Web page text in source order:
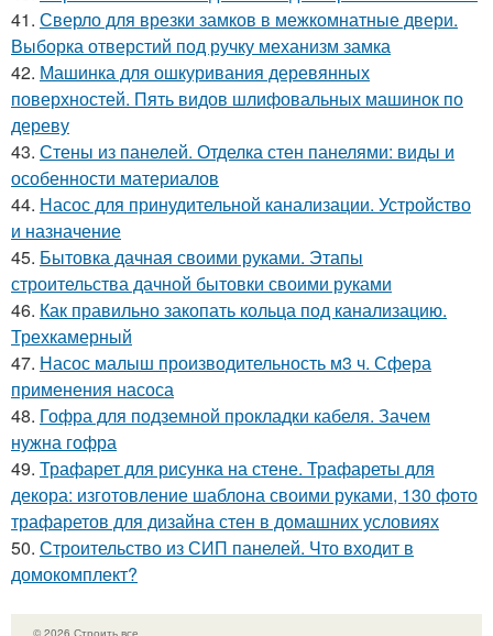
41. Сверло для врезки замков в межкомнатные двери.
Выборка отверстий под ручку механизм замка
42. Машинка для ошкуривания деревянных
поверхностей. Пять видов шлифовальных машинок по
дереву
43. Стены из панелей. Отделка стен панелями: виды и
особенности материалов
44. Насос для принудительной канализации. Устройство
и назначение
45. Бытовка дачная своими руками. Этапы
строительства дачной бытовки своими руками
46. Как правильно закопать кольца под канализацию.
Трехкамерный
47. Насос малыш производительность м3 ч. Сфера
применения насоса
48. Гофра для подземной прокладки кабеля. Зачем
нужна гофра
49. Трафарет для рисунка на стене. Трафареты для
декора: изготовление шаблона своими руками, 130 фото
трафаретов для дизайна стен в домашних условиях
50. Строительство из СИП панелей. Что входит в
домокомплект?
© 2026 Строить все